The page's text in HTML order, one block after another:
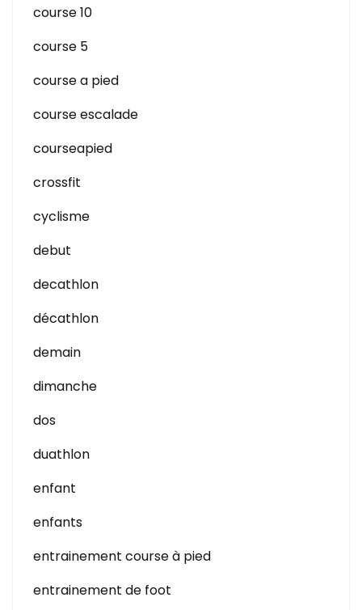
course 10
course 5
course a pied
course escalade
courseapied
crossfit
cyclisme
debut
decathlon
décathlon
demain
dimanche
dos
duathlon
enfant
enfants
entrainement course à pied
entrainement de foot